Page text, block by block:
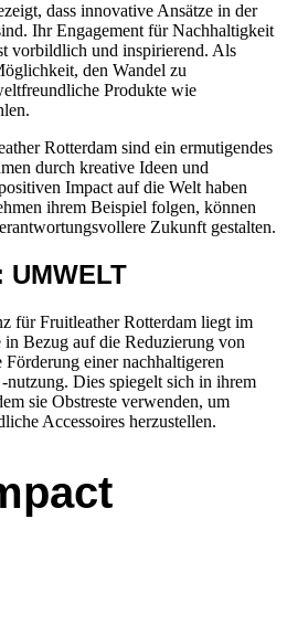
dass innovative Ansätze in der
Ihr Engagement für Nachhaltigkeit
vorbildlich und inspirierend. Als
den Wandel zu
Produkte wie
Rotterdam sind ein ermutigendes
durch kreative Ideen und
Impact auf die Welt haben
ihrem Beispiel folgen, können
Zukunft gestalten.
UMWELT
für Fruitleather Rotterdam liegt im
Bezug auf die Reduzierung von
einer nachhaltigeren
Dies spiegelt sich in ihrem
sie Obstreste verwenden, um
Accessoires herzustellen.